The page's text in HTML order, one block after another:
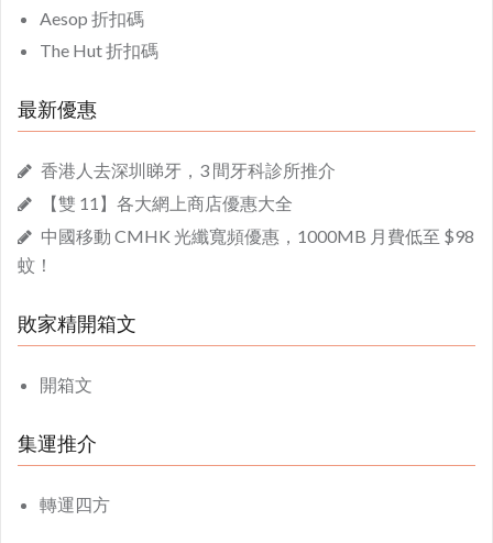
Aesop 折扣碼
The Hut 折扣碼
最新優惠
香港人去深圳睇牙，3 間牙科診所推介
【雙 11】各大網上商店優惠大全
中國移動 CMHK 光纖寬頻優惠，1000MB 月費低至 $98
蚊！
敗家精開箱文
開箱文
集運推介
轉運四方